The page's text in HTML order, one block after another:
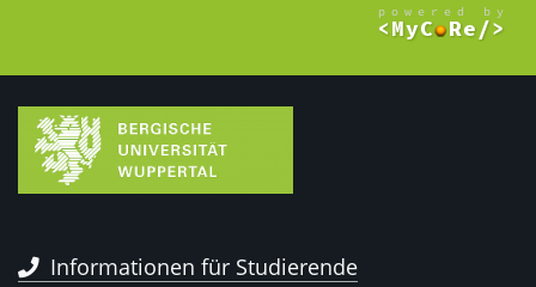
Informationen für Studierende